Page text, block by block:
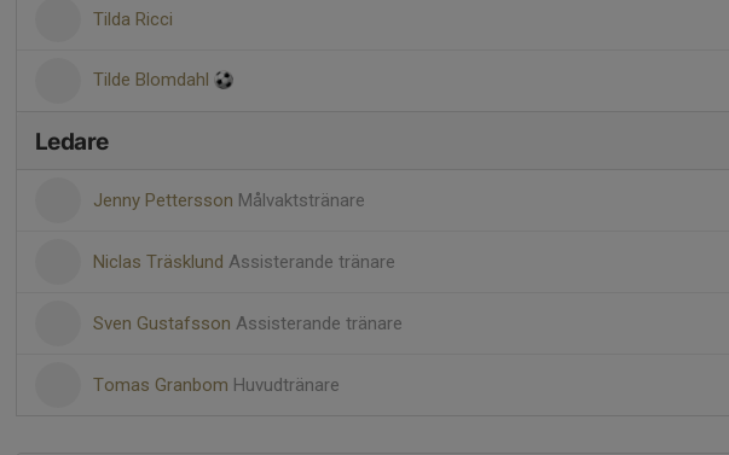
Tilda Ricci
Tilde Blomdahl
Ledare
Jenny Pettersson Målvaktstränare
Niclas Träsklund Assisterande tränare
Sven Gustafsson Assisterande tränare
Tomas Granbom Huvudtränare